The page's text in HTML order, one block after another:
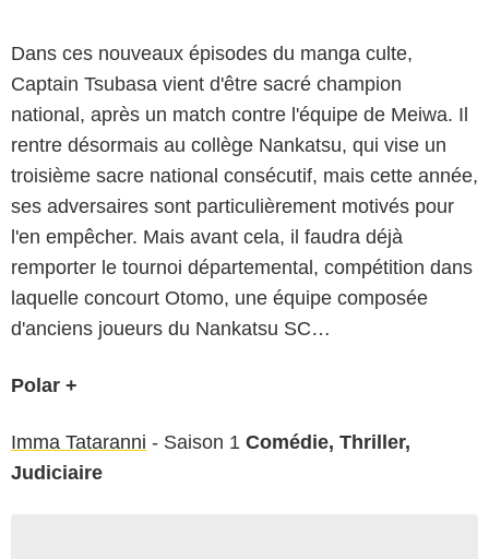
Dans ces nouveaux épisodes du manga culte,
Captain Tsubasa vient d'être sacré champion
national, après un match contre l'équipe de Meiwa. Il
rentre désormais au collège Nankatsu, qui vise un
troisième sacre national consécutif, mais cette année,
ses adversaires sont particulièrement motivés pour
l'en empêcher. Mais avant cela, il faudra déjà
remporter le tournoi départemental, compétition dans
laquelle concourt Otomo, une équipe composée
d'anciens joueurs du Nankatsu SC…
Polar +
Imma Tataranni - Saison 1 Comédie, Thriller,
Judiciaire